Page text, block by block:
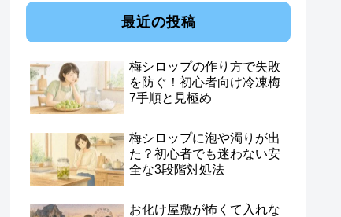
最近の投稿
梅シロップの作り方で失敗
を防ぐ！初心者向け冷凍梅
7手順と見極め
梅シロップに泡や濁りが出
た？初心者でも迷わない安
全な3段階対処法
お化け屋敷が怖くて入れな